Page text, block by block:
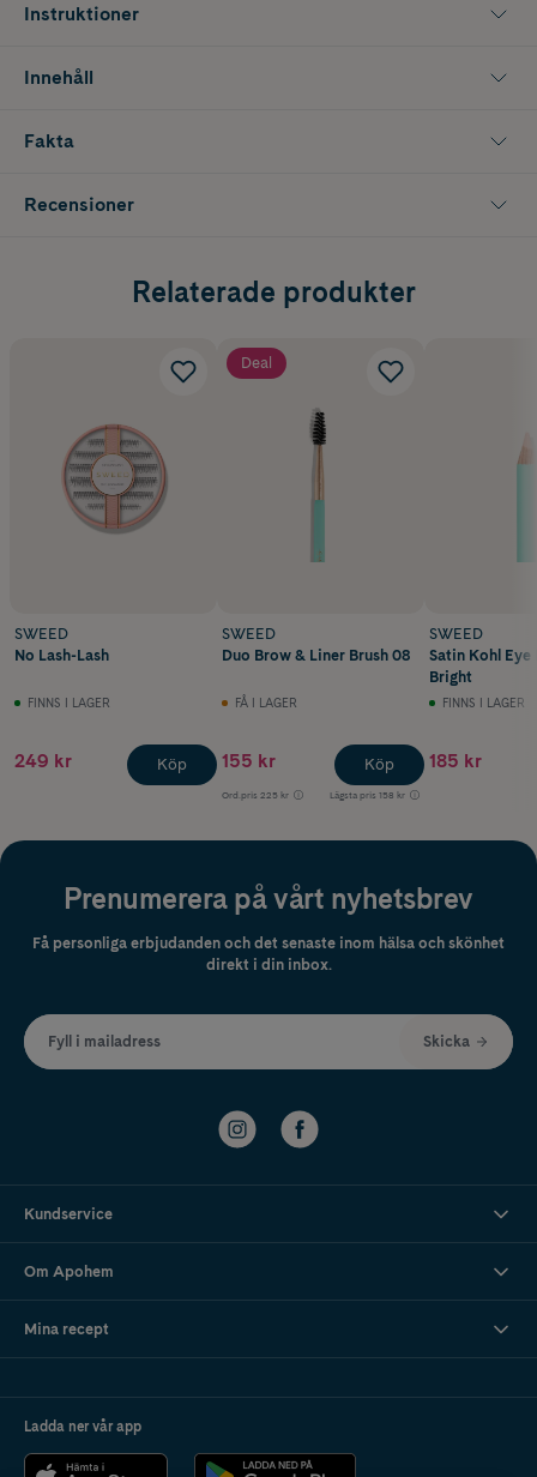
Instruktioner
Innehåll
Fakta
Recensioner
Relaterade produkter
SWEED
No Lash-Lash
FINNS I LAGER
249 kr Köp
Deal
SWEED
Duo Brow & Liner Brush 08
FÅ I LAGER
155 kr
Ord.pris 225 kr Lägsta pris 158 kr
Köp
SWEED
Satin Kohl Eye
Bright
FINNS I LAGER
185 kr
Prenumerera på vårt nyhetsbrev
Få personliga erbjudanden och det senaste inom hälsa och skönhet
direkt i din inbox.
Fyll i mailadress Skicka
Kundservice
Om Apohem
Mina recept
Ladda ner vår app